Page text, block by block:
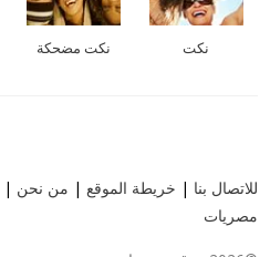
نكت نكت مضحكة
للاتصال بنا | خريطة الموقع | من نحن |
مصريات